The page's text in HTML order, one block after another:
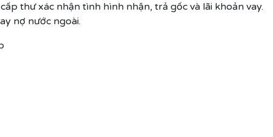
thư xác nhận tình hình nhận, trả gốc và lãi khoản vay.
nợ nước ngoài.